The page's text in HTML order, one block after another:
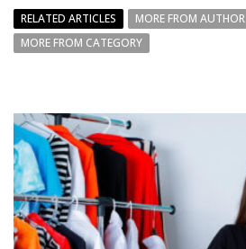
RELATED ARTICLES
MORE FROM AUTHOR
MORE FROM CATEGORY